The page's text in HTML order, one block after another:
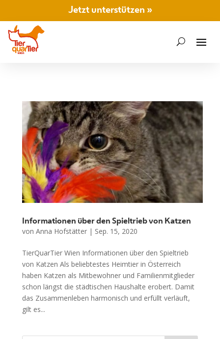
Jetzt unterstützen »
Informationen über den Spieltrieb von Katzen
von Anna Hofstätter| Sep. 15, 2020
TierQuarTier Wien Informationen über den Spieltrieb
von Katzen Als beliebtestes Heimtier in Österreich
haben Katzen als Mitbewohner und Familienmitglieder
schon längst die städtischen Haushalte erobert. Damit
das Zusammenleben harmonisch und erfüllt verläuft,
gilt es...